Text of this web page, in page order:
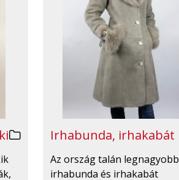
Irhabunda, irhakabát
Az ország talán legnagyobb
irhabunda és irhakabát